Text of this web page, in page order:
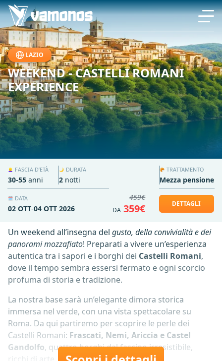
LAZIO
WEEKEND - CASTELLI ROMANI
EXPERIENCE
🗓️ DATA
02 OTT-04 OTT 2026
🌙 DURATA
2 notti
👱‍♀️ FASCIA D’ETÀ
30-55 anni
🥐 TRATTAMENTO
Mezza pensione
459€
DA 359€ DETTAGLI
Un weekend all’insegna del gusto, della convivialità e dei
panorami mozzafiato! Preparati a vivere un’esperienza
autentica tra i sapori e i borghi dei Castelli Romani,
dove il tempo sembra essersi fermato e ogni scorcio
profuma di storia e tradizione.
La nostra base sarà un’elegante dimora storica
immersa nel verde, con una vista spettacolare su
Roma. Da qui partiremo per scoprire le perle dei
Castelli Romani: Frascati, Nemi, Ariccia e Castel
Gandolfo, quattro borghi dal fascino irresistibile,